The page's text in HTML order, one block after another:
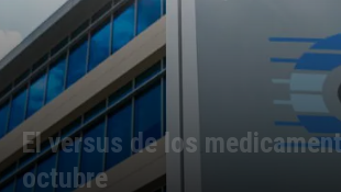
El versus de los
octubre